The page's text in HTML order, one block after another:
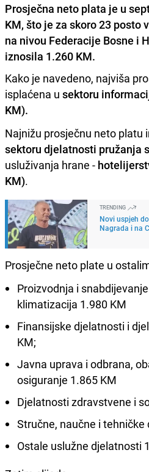
Prosječna neto plata je u
KM, što je za skoro 23 posto
na nivou Federacije Bosne i
iznosila 1.260 KM.
Kako je navedeno, najviša
isplaćena u sektoru
KM).
Najnižu prosječnu neto platu
sektoru djelatnosti pružanja
usluživanja hrane -
KM).
TRENDING
Novi uspjeh
Nagrada i na
Prosječne neto plate u
Proizvodnja i
klimatizacija 1.980 KM
Finansijske djelatnosti i
KM;
Javna uprava i odbrana,
osiguranje 1.865 KM
Djelatnosti zdravstvene i
Stručne, naučne i
Ostale uslužne djelatnosti